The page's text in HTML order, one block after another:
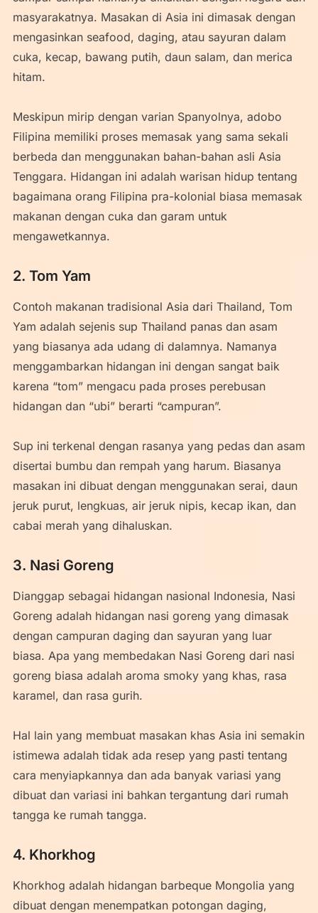
masyarakatnya. Masakan di Asia ini dimasak dengan
mengasinkan seafood, daging, atau sayuran dalam
cuka, kecap, bawang putih, daun salam, dan merica
hitam.
Meskipun mirip dengan varian Spanyolnya, adobo
Filipina memiliki proses memasak yang sama sekali
berbeda dan menggunakan bahan-bahan asli Asia
Tenggara. Hidangan ini adalah warisan hidup tentang
bagaimana orang Filipina pra-kolonial biasa memasak
makanan dengan cuka dan garam untuk
mengawetkannya.
2. Tom Yam
Contoh makanan tradisional Asia dari Thailand, Tom
Yam adalah sejenis sup Thailand panas dan asam
yang biasanya ada udang di dalamnya. Namanya
menggambarkan hidangan ini dengan sangat baik
karena “tom” mengacu pada proses perebusan
hidangan dan “ubi” berarti “campuran”.
Sup ini terkenal dengan rasanya yang pedas dan asam
disertai bumbu dan rempah yang harum. Biasanya
masakan ini dibuat dengan menggunakan serai, daun
jeruk purut, lengkuas, air jeruk nipis, kecap ikan, dan
cabai merah yang dihaluskan.
3. Nasi Goreng
Dianggap sebagai hidangan nasional Indonesia, Nasi
Goreng adalah hidangan nasi goreng yang dimasak
dengan campuran daging dan sayuran yang luar
biasa. Apa yang membedakan Nasi Goreng dari nasi
goreng biasa adalah aroma smoky yang khas, rasa
karamel, dan rasa gurih.
Hal lain yang membuat masakan khas Asia ini semakin
istimewa adalah tidak ada resep yang pasti tentang
cara menyiapkannya dan ada banyak variasi yang
dibuat dan variasi ini bahkan tergantung dari rumah
tangga ke rumah tangga.
4. Khorkhog
Khorkhog adalah hidangan barbeque Mongolia yang
dibuat dengan menempatkan potongan daging,